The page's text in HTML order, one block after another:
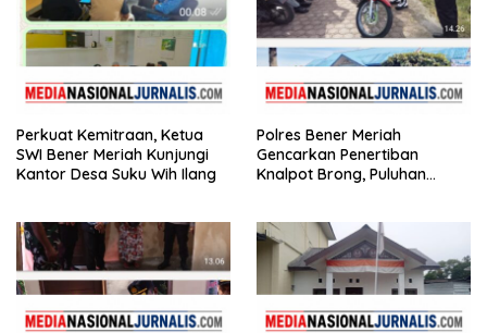
Perkuat Kemitraan, Ketua
SWI Bener Meriah Kunjungi
Kantor Desa Suku Wih Ilang
Polres Bener Meriah
Gencarkan Penertiban
Knalpot Brong, Puluhan